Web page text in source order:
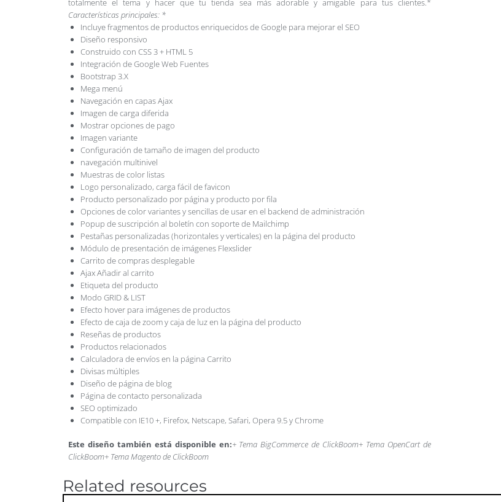
totalmente el tema y hacer que tu tienda sea más adorable y amigable para tus clientes.*
Características principales: *
Incluye fragmentos de productos enriquecidos de Google para mejorar el SEO
Diseño responsivo
Construido con CSS 3 + HTML 5
Integración de Google Web Fuentes
Bootstrap 3.X
Mega menú
Navegación en capas Ajax
Imagen de carga diferida
Mostrar opciones de pago
Imagen variante
Configuración de tamaño de imagen del producto
navegación multinivel
Muestras de color listas
Logo personalizado, carga fácil de favicon
Producto personalizado por página y producto por fila
Opciones de color variantes y sencillas de usar en el backend de administración
Popup de suscripción al boletín con soporte de Mailchimp
Pestañas personalizadas (horizontales y verticales) en la página del producto
Módulo de presentación de imágenes Flexslider
Carrito de compras desplegable
Ajax Añadir al carrito
Etiqueta del producto
Modo GRID & LIST
Efecto hover para imágenes de productos
Efecto de caja de zoom y caja de luz en la página del producto
Reseñas de productos
Productos relacionados
Calculadora de envíos en la página Carrito
Divisas múltiples
Diseño de página de blog
Página de contacto personalizada
SEO optimizado
Compatible con IE10 +, Firefox, Netscape, Safari, Opera 9.5 y Chrome
Este diseño también está disponible en:+ Tema BigCommerce de ClickBoom+ Tema OpenCart de
ClickBoom+ Tema Magento de ClickBoom
Related resources